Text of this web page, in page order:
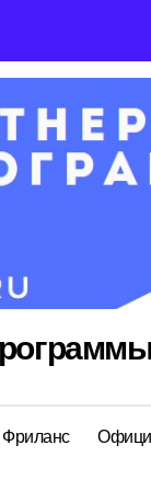
Reg Ru топ
Фриланс